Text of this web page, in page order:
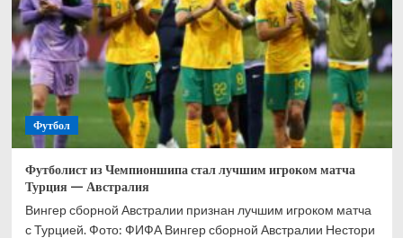
контракт,
он
может
покинуть
клуб
источник
Футбол
Футболист из Чемпионшипа стал лучшим игроком матча
Турция — Австралия
Вингер сборной Австралии признан лучшим игроком матча
с Турцией. Фото: ФИФА Вингер сборной Австралии Нестори